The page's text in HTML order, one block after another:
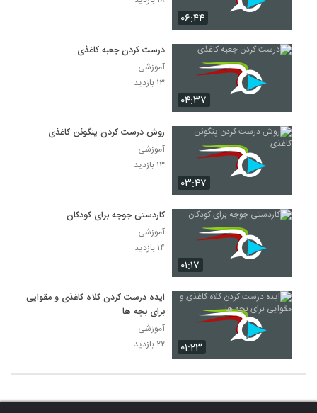
۰۶:۴۴
۰۴:۳۷
درست کردن جعبه کاغذی
آموزشی
۱۳ بازدید
۰۳:۴۷
روش درست کردن پنگوئن کاغذی
آموزشی
۱۳ بازدید
۰۱:۱۷
کاردستی جوجه برای کودکان
آموزشی
۱۴ بازدید
۰۱:۲۳
ایده درست کردن کلاه کاغذی و مقوایی
برای بچه ها
آموزشی
۲۲ بازدید